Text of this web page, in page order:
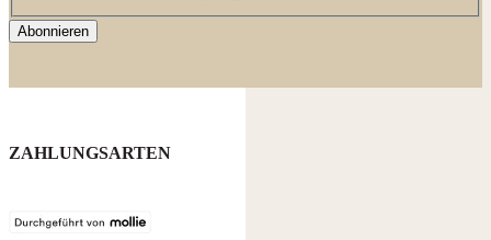
Abonnieren
ZAHLUNGSARTEN